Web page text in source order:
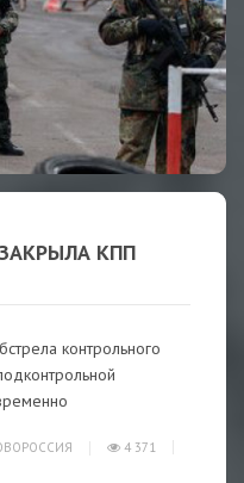
КПП
контрольного
4 371